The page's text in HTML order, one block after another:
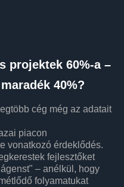
projektek 60%-a –
40%?
cég még az adatait
piacon
vonatkozó érdeklődés.
fejlesztőket
– anélkül, hogy
folyamatukat